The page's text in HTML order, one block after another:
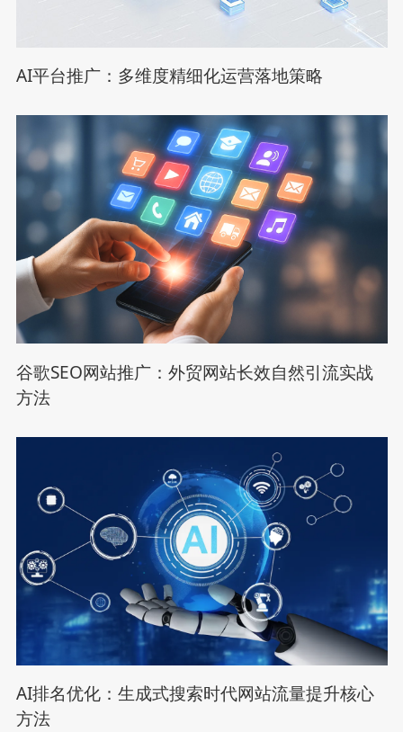
AI平台推广：多维度精细化运营落地策略
谷歌SEO网站推广：外贸网站长效自然引流实战
方法
AI排名优化：生成式搜索时代网站流量提升核心
方法